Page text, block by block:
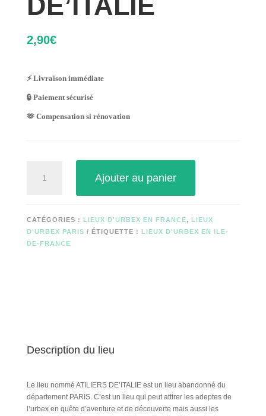
2,90€
⚡ Livraison immédiate
🔒 Paiement sécurisé
🫶 Compensation si rénovation
Ajouter au panier
CATÉGORIES : LIEUX D'URBEX EN FRANCE, LIEUX
D'URBEX PARIS
ÉTIQUETTE : LIEUX D'URBEX EN ILE-
DE-FRANCE
Description du lieu
Le lieu nommé ATILIERS DE’ITALIE est un lieu abandonné du
département PARIS. C’est un lieu qui peut attirer les adeptes de
l’urbex en quête d’aventure et de découverte mais aussi les